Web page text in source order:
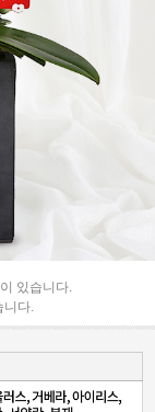
있습니다.
니다.